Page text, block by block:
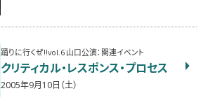
踊りに行くぜ!!vol.6 山口公演：関連イベント
クリティカル・レスポンス・プロセス
2005年9月10日（土）